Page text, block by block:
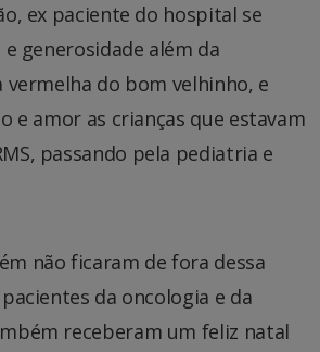
ex paciente do hospital se
generosidade além da
do bom velhinho, e
e amor as crianças que estavam
passando pela pediatria e
não ficaram de fora dessa
da oncologia e da
receberam um feliz natal